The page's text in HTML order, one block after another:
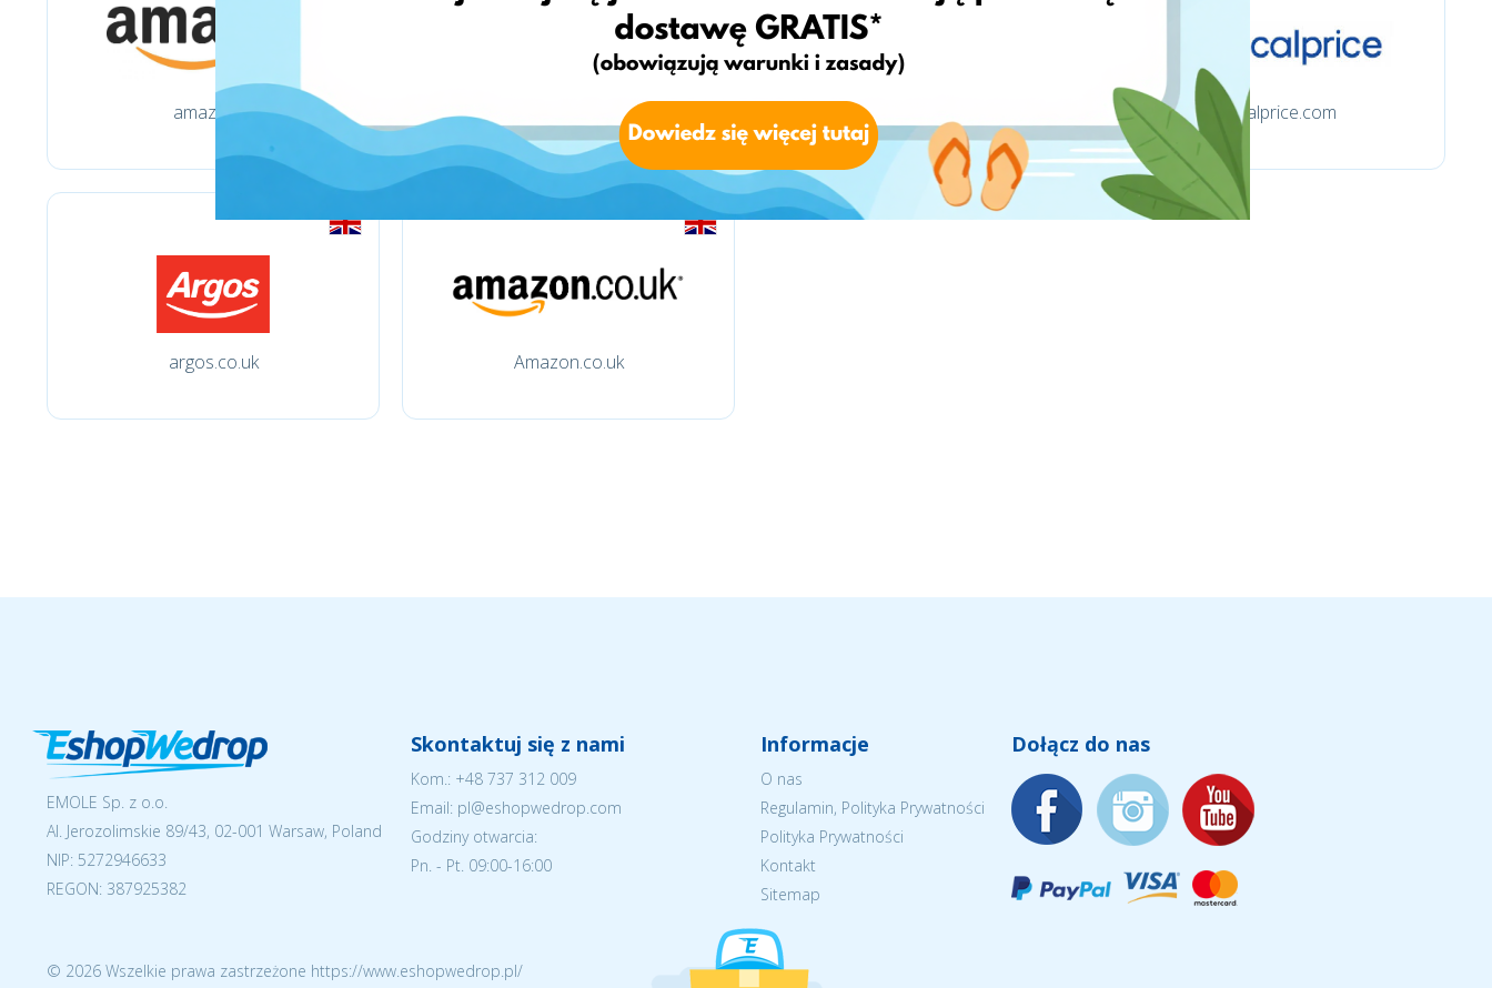
amazon.fr focalprice.com
argos.co.uk Amazon.co.uk
EMOLE Sp. z o.o.
Al. Jerozolimskie 89/43, 02-001 Warsaw, Poland
NIP: 5272946633
REGON: 387925382
Skontaktuj się z nami
Kom.: +48 737 312 009
Email: pl@eshopwedrop.com
Godziny otwarcia:
Pn. - Pt. 09:00-16:00
Informacje
O nas
Regulamin, Polityka Prywatności
Polityka Prywatności
Kontakt
Sitemap
Dołącz do nas
© 2026 Wszelkie prawa zastrzeżone https://www.eshopwedrop.pl/